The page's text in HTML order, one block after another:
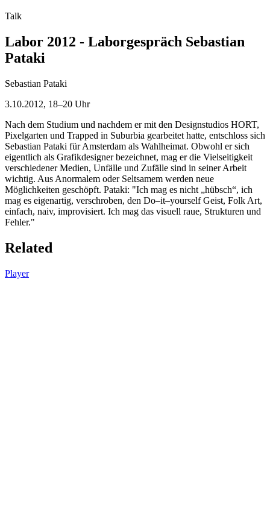
Talk
Labor 2012 - Laborgespräch Sebastian
Pataki
Sebastian Pataki
3.10.2012, 18–20 Uhr
Nach dem Studium und nachdem er mit den Designstudios HORT,
Pixelgarten und Trapped in Suburbia gearbeitet hatte, entschloss sich
Sebastian Pataki für Amsterdam als Wahlheimat. Obwohl er sich
eigentlich als Grafikdesigner bezeichnet, mag er die Vielseitigkeit
verschiedener Medien, Unfälle und Zufälle sind in seiner Arbeit
wichtig. Aus Anormalem oder Seltsamem werden neue
Möglichkeiten geschöpft. Pataki: "Ich mag es nicht „hübsch“, ich
mag es eigenartig, verschroben, den Do–it–yourself Geist, Folk Art,
einfach, naiv, improvisiert. Ich mag das visuell raue, Strukturen und
Fehler."
Related
Player